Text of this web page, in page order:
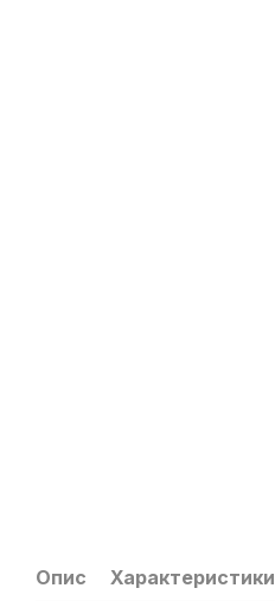
Опис Характеристики